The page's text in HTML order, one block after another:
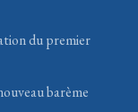
du premier
barème